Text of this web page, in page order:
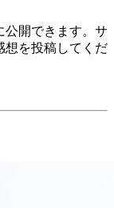
公開できます。サ
想を投稿してくだ